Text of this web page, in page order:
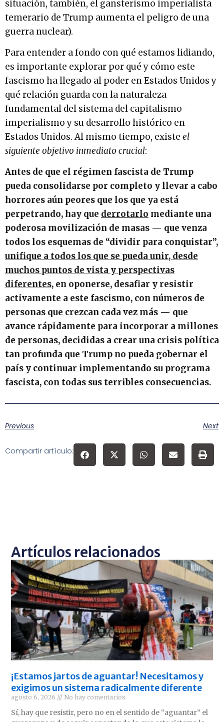
situación, también, el gansterismo imperialista
temerario de Trump aumenta el peligro de una
guerra nuclear).
Para entender a fondo con qué estamos lidiando,
es importante explorar por qué y cómo este
fascismo ha llegado al poder en Estados Unidos y
qué relación guarda con la naturaleza
fundamental del sistema del capitalismo-
imperialismo y su desarrollo histórico en
Estados Unidos. Al mismo tiempo, existe el
siguiente objetivo inmediato crucial:
Antes de que el régimen fascista de Trump
pueda consolidarse por completo y llevar a cabo
horrores aún peores que los que ya está
perpetrando, hay que derrotarlo mediante una
poderosa movilización de masas — que venza
todos los esquemas de “dividir para conquistar”,
unifique a todos los que se pueda unir, desde
muchos puntos de vista y perspectivas
diferentes, en oponerse, desafiar y resistir
activamente a este fascismo, con números de
personas que crezcan cada vez más — que
avance rápidamente para incorporar a millones
de personas, decididas a crear una crisis política
tan profunda que Trump no pueda gobernar el
país y continuar implementando su programa
fascista, con todas sus terribles consecuencias.
Previous Next
Compartir artículo:
Artículos relacionados
¡Estamos jartos de aguantar! Necesitamos y
exigimos un sistema radicalmente diferente
agosto 6, 2026 No hay comentarios
Sí, hay que resistir, pero no en el sentido de “aguantar” el